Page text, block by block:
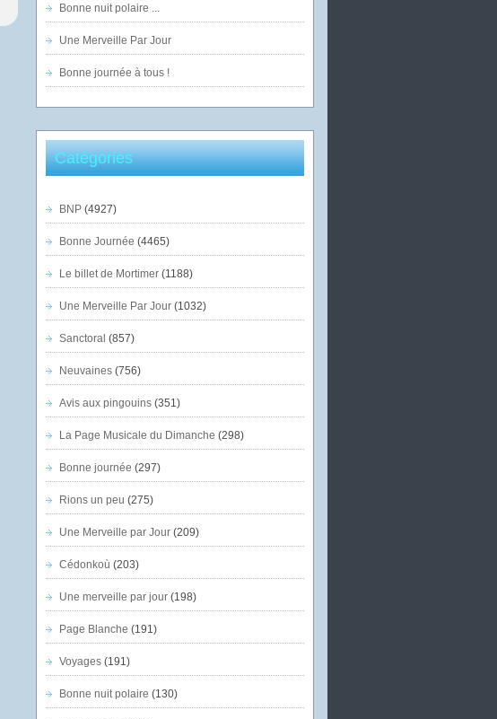
Bonne nuit polaire ...
Une Merveille Par Jour
Bonne journée à tous !
Catégories
BNP(4927)
Bonne Journée (4465)
Le billet de Mortimer(1188)
Une Merveille Par Jour(1032)
Sanctoral (857)
Neuvaines(756)
Avis aux pingouins(351)
La Page Musicale du Dimanche (298)
Bonne journée (297)
Rions un peu (275)
Une Merveille par Jour(209)
Cédonkoù (203)
Une merveille par jour(198)
Page Blanche (191)
Voyages(191)
Bonne nuit polaire (130)